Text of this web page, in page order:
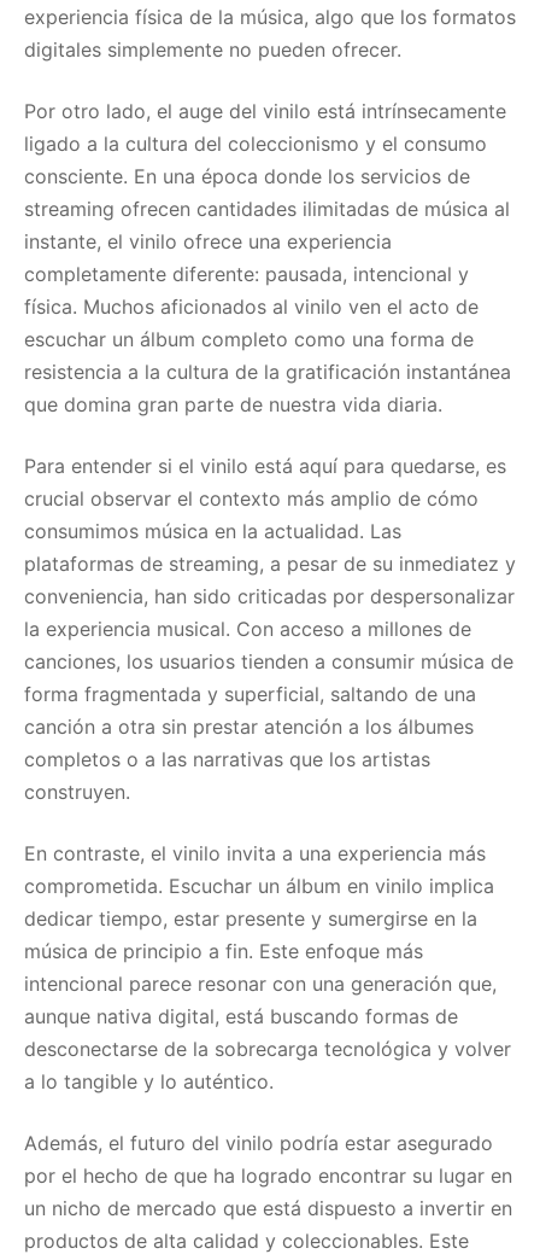
experiencia física de la música, algo que los formatos
digitales simplemente no pueden ofrecer.
Por otro lado, el auge del vinilo está intrínsecamente
ligado a la cultura del coleccionismo y el consumo
consciente. En una época donde los servicios de
streaming ofrecen cantidades ilimitadas de música al
instante, el vinilo ofrece una experiencia
completamente diferente: pausada, intencional y
física. Muchos aficionados al vinilo ven el acto de
escuchar un álbum completo como una forma de
resistencia a la cultura de la gratificación instantánea
que domina gran parte de nuestra vida diaria.
Para entender si el vinilo está aquí para quedarse, es
crucial observar el contexto más amplio de cómo
consumimos música en la actualidad. Las
plataformas de streaming, a pesar de su inmediatez y
conveniencia, han sido criticadas por despersonalizar
la experiencia musical. Con acceso a millones de
canciones, los usuarios tienden a consumir música de
forma fragmentada y superficial, saltando de una
canción a otra sin prestar atención a los álbumes
completos o a las narrativas que los artistas
construyen.
En contraste, el vinilo invita a una experiencia más
comprometida. Escuchar un álbum en vinilo implica
dedicar tiempo, estar presente y sumergirse en la
música de principio a fin. Este enfoque más
intencional parece resonar con una generación que,
aunque nativa digital, está buscando formas de
desconectarse de la sobrecarga tecnológica y volver
a lo tangible y lo auténtico.
Además, el futuro del vinilo podría estar asegurado
por el hecho de que ha logrado encontrar su lugar en
un nicho de mercado que está dispuesto a invertir en
productos de alta calidad y coleccionables. Este